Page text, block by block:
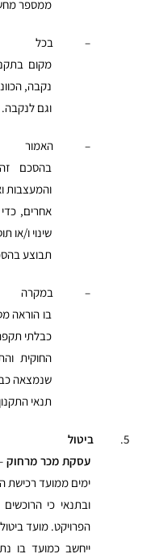
ממספר
– בכל
מקום
נקבה,
וגם לנקבה.
– האמור
בהסכם
והמעצבות
אחרים,
שינוי ו/או
תבוצע
– במקרה
בו הוראה
כבלתי
החוקית
שנמצאה
תנאי
5.
ביטול
עסקת מכר מרחוק
ימים ממועד רכישת
ובתנאי כי
הפרויקט. מועד
ייחשב כמועד בו